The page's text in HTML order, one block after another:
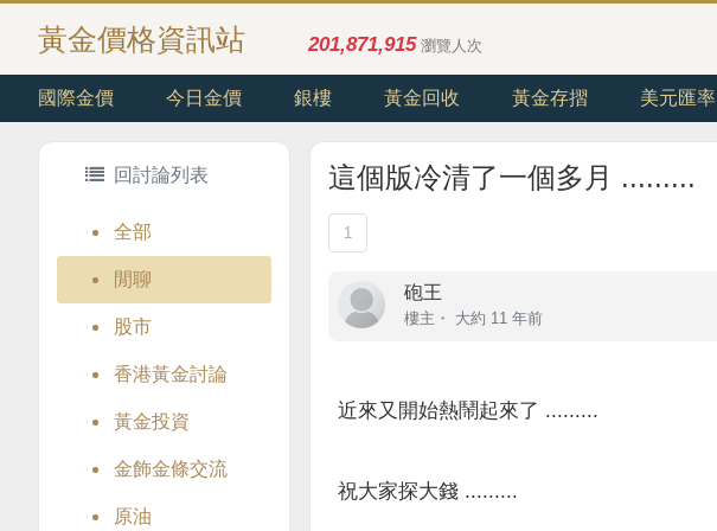
黃金價格資訊站 201,871,915 瀏覽人次
國際金價 今日金價 銀樓 黃金回收 黃金存摺 美元匯率
回討論列表
全部
閒聊
股市
香港黃金討論
黃金投資
金飾金條交流
原油
這個版冷清了一個多月 .........
1
砲王
樓主 ・ 大約 11 年前
近來又開始熱鬧起來了 .........
祝大家探大錢 .........